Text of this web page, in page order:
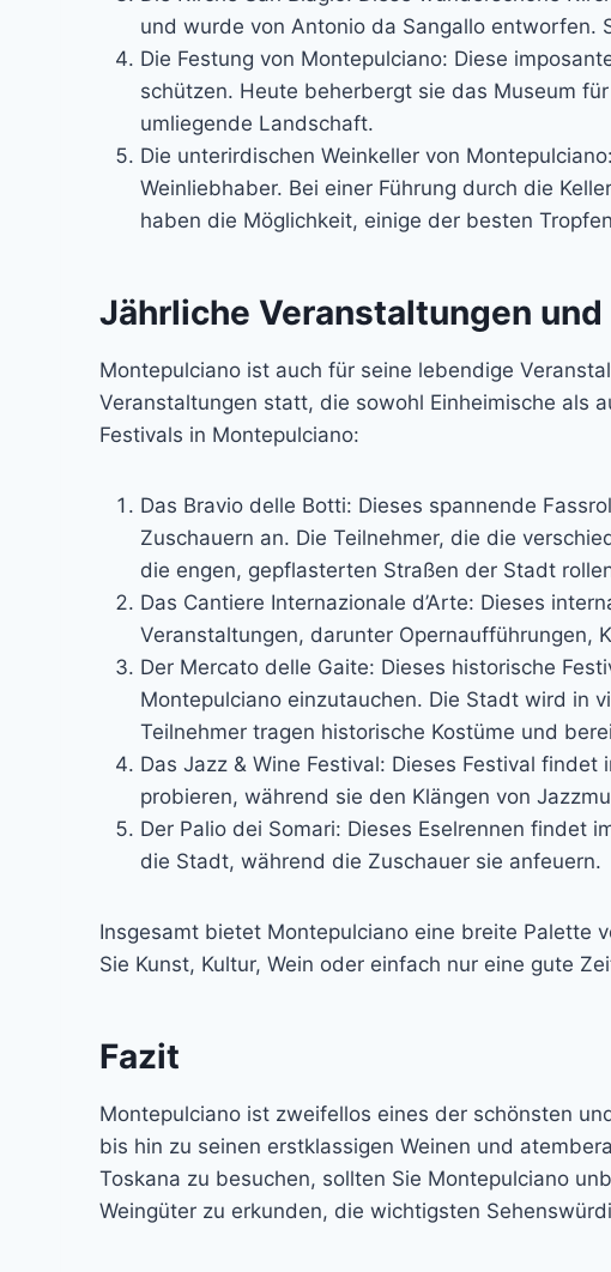
und wurde von Antonio da Sangallo entworfen.
Die Festung von Montepulciano: Diese
schützen. Heute beherbergt sie das Museum
umliegende Landschaft.
Die unterirdischen Weinkeller von
Weinliebhaber. Bei einer Führung durch die
haben die Möglichkeit, einige der besten
Jährliche Veranstaltungen
Montepulciano ist auch für seine lebendige
Veranstaltungen statt, die sowohl Einheimische als
Festivals in Montepulciano:
Das Bravio delle Botti: Dieses spannende
Zuschauern an. Die Teilnehmer, die die
die engen, gepflasterten Straßen der Stadt
Das Cantiere Internazionale d’Arte: Dieses
Veranstaltungen, darunter Opernaufführungen,
Der Mercato delle Gaite: Dieses historische
Montepulciano einzutauchen. Die Stadt wird in
Teilnehmer tragen historische Kostüme und
Das Jazz & Wine Festival: Dieses Festival
probieren, während sie den Klängen von
Der Palio dei Somari: Dieses Eselrennen findet
die Stadt, während die Zuschauer sie anfeuern.
Insgesamt bietet Montepulciano eine breite Palette
Sie Kunst, Kultur, Wein oder einfach nur eine gute
Fazit
Montepulciano ist zweifellos eines der schönsten
bis hin zu seinen erstklassigen Weinen und
Toskana zu besuchen, sollten Sie Montepulciano
Weingüter zu erkunden, die wichtigsten